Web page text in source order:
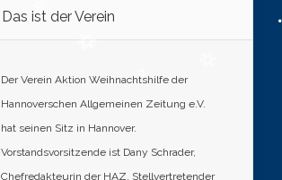
Das ist der Verein
Der Verein Aktion Weihnachtshilfe der
Hannoverschen Allgemeinen Zeitung e.V.
hat seinen Sitz in Hannover.
Vorstandsvorsitzende ist Dany Schrader,
Chefredakteurin der HAZ. Stellvertretender